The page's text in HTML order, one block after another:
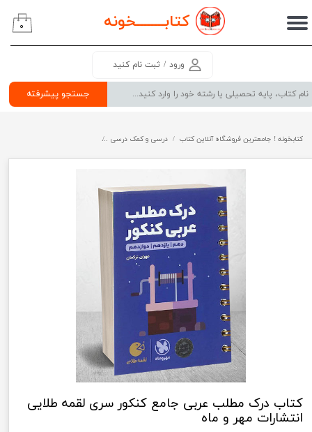
کتابــــــــخونه
جستجو پیشرفته
ورود / ثبت نام کنید
حساب کاربری من
سفارشات
۰
کتابخونه ! جامعترین فروشگاه آنلاین کتاب درسی و کمک درسی
کتاب درک مطلب عربی جامع کنکور سری لقمه طلایی
انتشارات مهر و ماه